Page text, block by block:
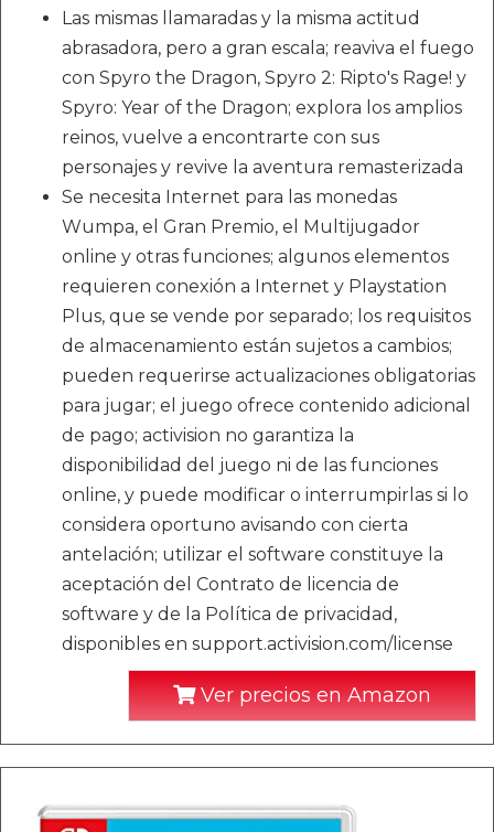
Las mismas llamaradas y la misma actitud
abrasadora, pero a gran escala; reaviva el fuego
con Spyro the Dragon, Spyro 2: Ripto's Rage! y
Spyro: Year of the Dragon; explora los amplios
reinos, vuelve a encontrarte con sus
personajes y revive la aventura remasterizada
Se necesita Internet para las monedas
Wumpa, el Gran Premio, el Multijugador
online y otras funciones; algunos elementos
requieren conexión a Internet y Playstation
Plus, que se vende por separado; los requisitos
de almacenamiento están sujetos a cambios;
pueden requerirse actualizaciones obligatorias
para jugar; el juego ofrece contenido adicional
de pago; activision no garantiza la
disponibilidad del juego ni de las funciones
online, y puede modificar o interrumpirlas si lo
considera oportuno avisando con cierta
antelación; utilizar el software constituye la
aceptación del Contrato de licencia de
software y de la Política de privacidad,
disponibles en support.activision.com/license
Ver precios en Amazon